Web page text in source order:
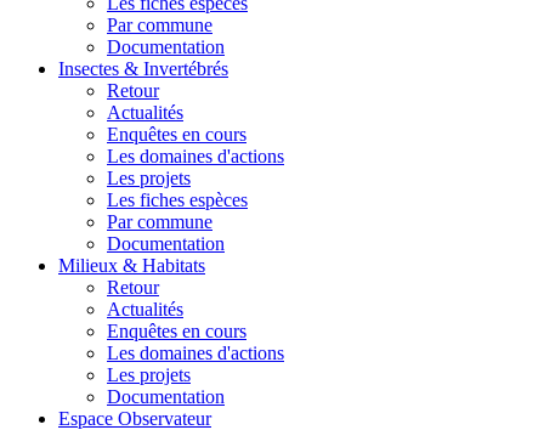
Par commune
Documentation
Insectes & Invertébrés
Retour
Actualités
Enquêtes en cours
Les domaines d'actions
Les projets
Les fiches espèces
Par commune
Documentation
Milieux & Habitats
Retour
Actualités
Enquêtes en cours
Les domaines d'actions
Les projets
Documentation
Espace Observateur